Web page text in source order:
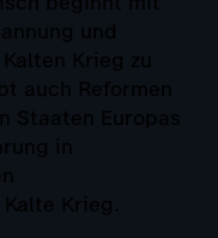
und
Krieg zu
auch Reformen
Staaten Europas
in
Krieg.